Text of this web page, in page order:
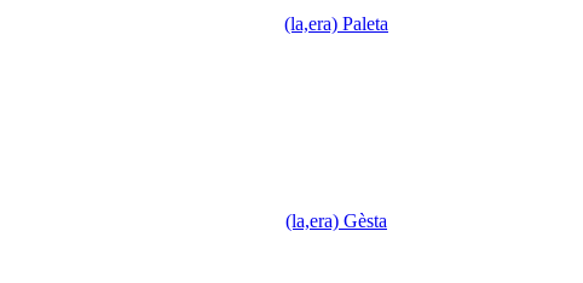
(la,era) Paleta
(la,era) Gèsta